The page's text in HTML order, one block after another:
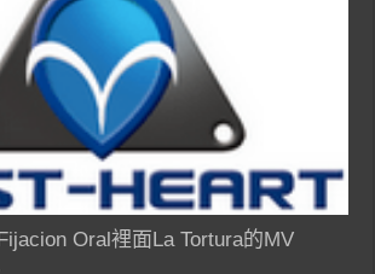
Oral裡面La Tortura的MV